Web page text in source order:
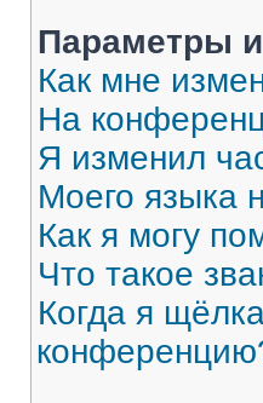
Параметры и
Как мне
На
Я изменил
Моего языка
Как я могу
Что такое
Когда я